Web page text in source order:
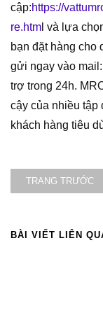
cập:https://
re.htm l và lựa
bạn đặt hàng cho
gửi ngay vào mail:
trợ trong 24h.
cậy của nhiều tập
khách hàng tiêu
TRANG TRƯỚC
BÀI VIẾT LIÊN